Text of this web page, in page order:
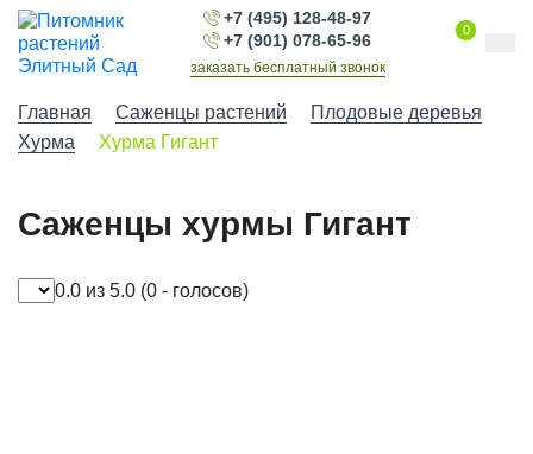
+7 (495) 128-48-97
+7 (901) 078-65-96
заказать бесплатный звонок
0
Главная Саженцы растений
Плодовые деревья
Хурма
Хурма Гигант
Саженцы хурмы Гигант
0.0 из 5.0 (0 - голосов)